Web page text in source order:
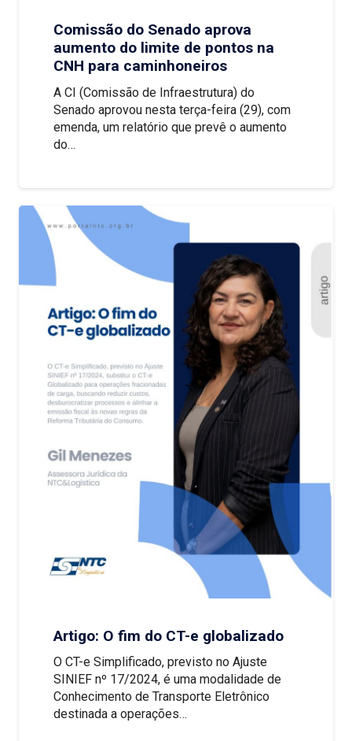
Comissão do Senado aprova
aumento do limite de pontos na
CNH para caminhoneiros
A CI (Comissão de Infraestrutura) do
Senado aprovou nesta terça-feira (29), com
emenda, um relatório que prevê o aumento
do…
Artigo: O fim do CT-e globalizado
O CT-e Simplificado, previsto no Ajuste
SINIEF nº 17/2024, é uma modalidade de
Conhecimento de Transporte Eletrônico
destinada a operações…